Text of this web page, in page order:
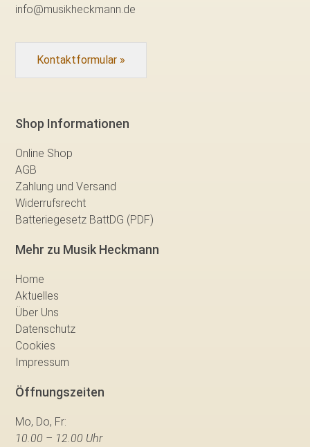
info@musikheckmann.de
Kontaktformular »
Shop Informationen
Online Shop
AGB
Zahlung und Versand
Widerrufsrecht
Batteriegesetz BattDG (PDF)
Mehr zu Musik Heckmann
Home
Aktuelles
Über Uns
Datenschutz
Cookies
Impressum
Öffnungszeiten
Mo, Do, Fr:
10.00 – 12.00 Uhr